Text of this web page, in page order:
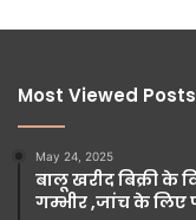
Most Viewed Posts
May 24, 2025
बालू खरीद बिक्री के
गम्भीर ,जांच के लिए